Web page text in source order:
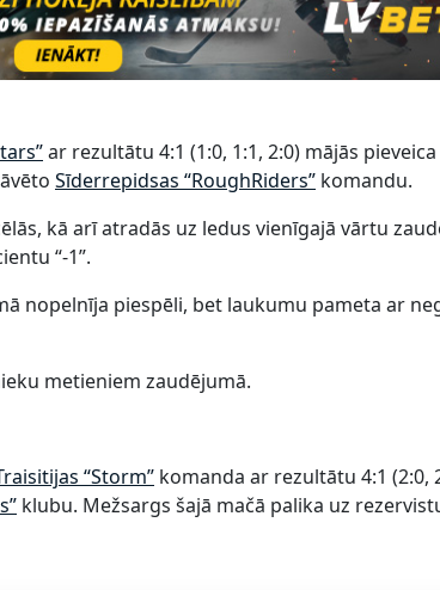
ar rezultātu 4:1 (1:0, 1:1, 2:0) mājās pieveica
Sīderrepidsas “RoughRiders” komandu.
kā arī atradās uz ledus vienīgajā vārtu
“-1”.
nopelnīja piespēli, bet laukumu pameta ar
metieniem zaudējumā.
“Storm” komanda ar rezultātu 4:1 (2:0,
klubu. Mežsargs šajā mačā palika uz